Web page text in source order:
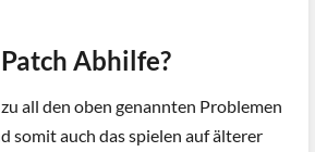
Abhilfe?
all den oben genannten Problemen
somit auch das spielen auf älterer